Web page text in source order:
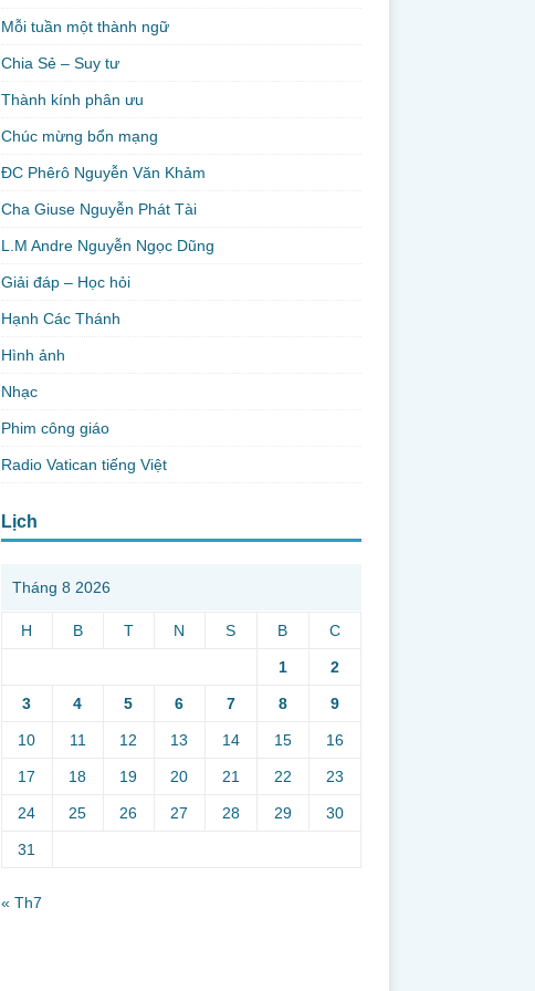
Mỗi tuần một thành ngữ
Chia Sẻ – Suy tư
Thành kính phân ưu
Chúc mừng bổn mạng
ĐC Phêrô Nguyễn Văn Khảm
Cha Giuse Nguyễn Phát Tài
L.M Andre Nguyễn Ngọc Dũng
Giải đáp – Học hỏi
Hạnh Các Thánh
Hình ảnh
Nhạc
Phim công giáo
Radio Vatican tiếng Việt
Lịch
Tháng 8 2026
H B T N S B C
1 2
3 4 5 6 7 8 9
10 11 12 13 14 15 16
17 18 19 20 21 22 23
24 25 26 27 28 29 30
31
« Th7